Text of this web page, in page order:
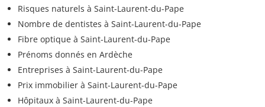
Risques naturels à Saint-Laurent-du-Pape
Nombre de dentistes à Saint-Laurent-du-Pape
Fibre optique à Saint-Laurent-du-Pape
Prénoms donnés en Ardèche
Entreprises à Saint-Laurent-du-Pape
Prix immobilier à Saint-Laurent-du-Pape
Hôpitaux à Saint-Laurent-du-Pape